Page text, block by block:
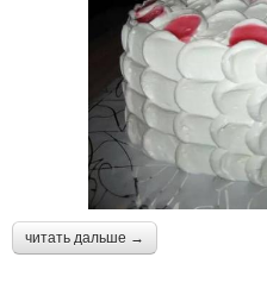
читать дальше →